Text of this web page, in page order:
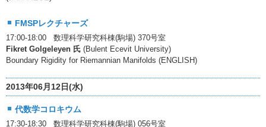
FMSPレクチャーズ
17:00-18:00 数理科学研究科棟(駒場) 370号室
Fikret Golgeleyen 氏 (Bulent Ecevit University)
Boundary Rigidity for Riemannian Manifolds (ENGLISH)
2013年06月12日(水)
代数学コロキウム
17:30-18:30 数理科学研究科棟(駒場) 056号室